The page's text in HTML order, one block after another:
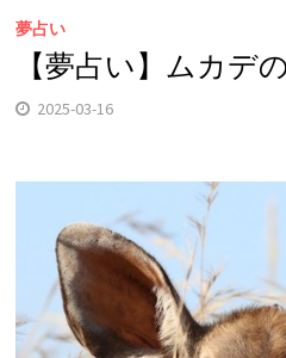
夢占い
【夢占い】ムカデ
2025-03-16